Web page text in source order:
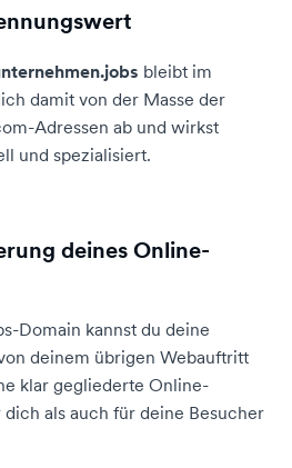
bleibt im
damit von der Masse der
Adressen ab und wirkst
und spezialisiert.
deines Online-
Domain kannst du deine
deinem übrigen Webauftritt
klar gegliederte Online-
als auch für deine Besucher